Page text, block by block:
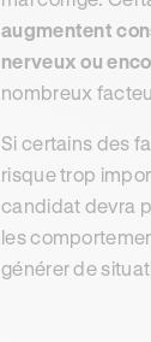
augmentent
nerveux ou
nombreux
Si certains des
risque trop
candidat devra
les
générer de